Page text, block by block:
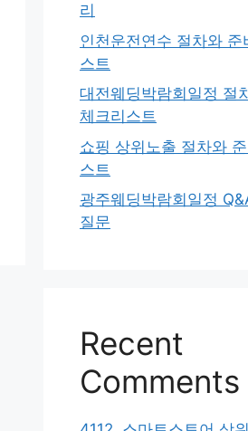
리
인천운전연수 절차와 준
스트
대전웨딩박람회일정 절
체크리스트
쇼핑 상위노출 절차와
스트
광주웨딩박람회일정
질문
Recent
Comments